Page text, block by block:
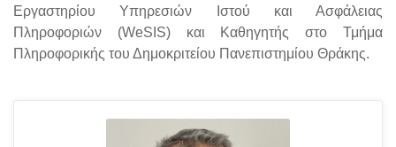
Εργαστηρίου Υπηρεσιών Ιστού και Ασφάλειας
Πληροφοριών (WeSIS) και Καθηγητής στο Τμήμα
Πληροφορικής του Δημοκριτείου Πανεπιστημίου Θράκης.